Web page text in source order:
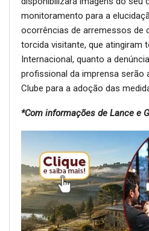
monitoramento para a
ocorrências de arremessos de
torcida visitante, que atingiram
Internacional, quanto a
profissional da imprensa serão
Clube para a adoção das
*Com informações de Lance e